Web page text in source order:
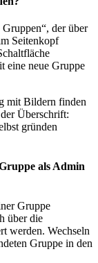
der über
Seitenkopf
eine neue Gruppe
mit Bildern finden
Überschrift:
gründen
als Admin
Gruppe
über die
werden. Wechseln
Gruppe in den